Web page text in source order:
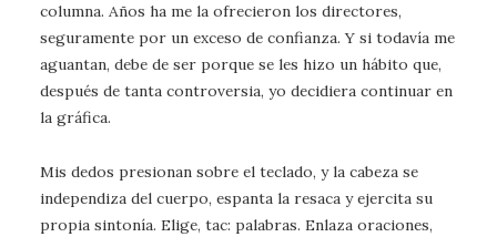
columna. Años ha me la ofrecieron los directores,
seguramente por un exceso de confianza. Y si todavía me
aguantan, debe de ser porque se les hizo un hábito que,
después de tanta controversia, yo decidiera continuar en
la gráfica.
Mis dedos presionan sobre el teclado, y la cabeza se
independiza del cuerpo, espanta la resaca y ejercita su
propia sintonía. Elige, tac: palabras. Enlaza oraciones,